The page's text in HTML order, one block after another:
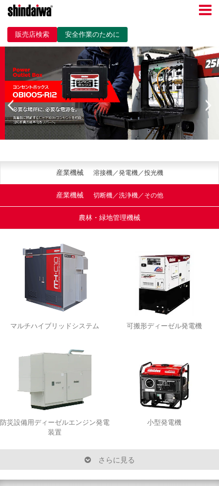
販売店検索 安全作業のために
産業機械 溶接機／発電機／投光機
産業機械 切断機／洗浄機／その他
農林・緑地管理機械
マルチハイブリッドシステム 可搬形ディーゼル発電機
防災設備用ディーゼルエンジン発電
装置
小型発電機